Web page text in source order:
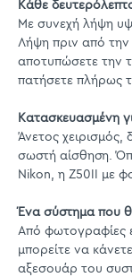
Κάθε
Με συνεχή λήψη
Λήψη πριν από
αποτυπώσετε την
πατήσετε πλήρως
Κατασκευασμένη
Άνετος χειρισμός,
σωστή αίσθηση.
Nikon, η Z50II με
Ένα σύστημα που
Από φωτογραφίες
μπορείτε να
αξεσουάρ του